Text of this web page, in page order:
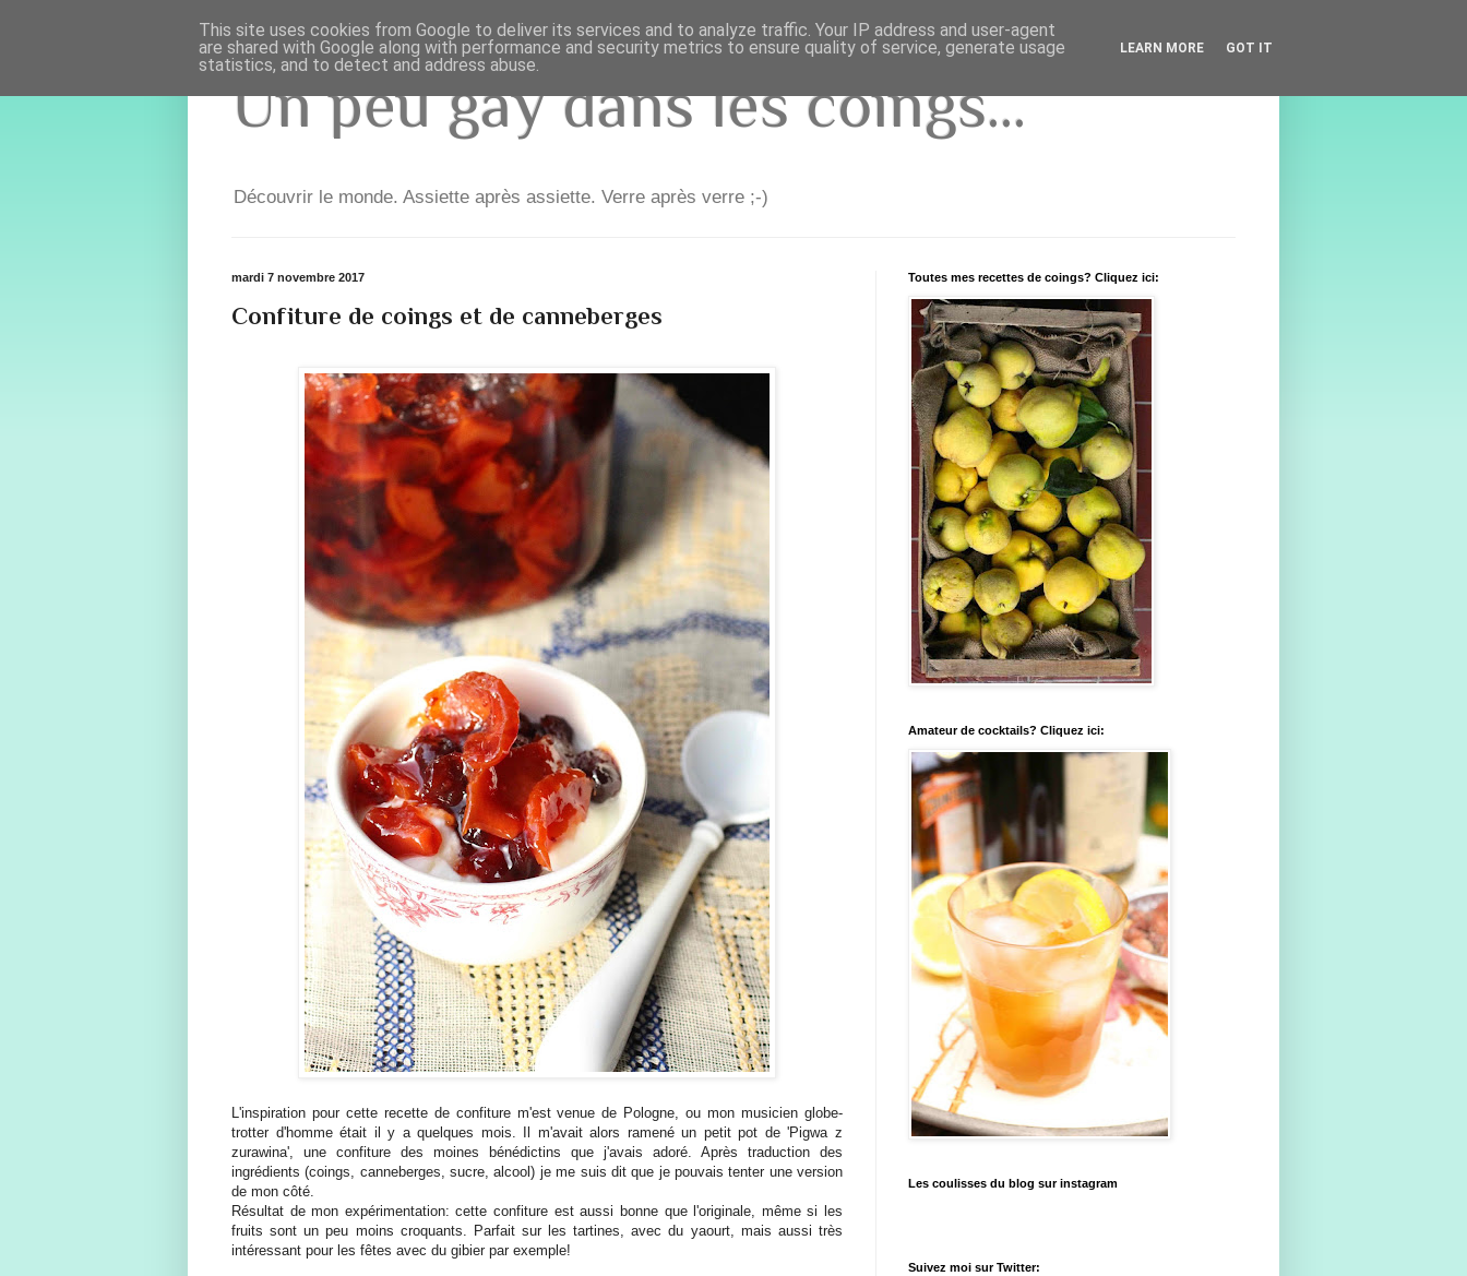
Un peu gay dans les coings...
Découvrir le monde. Assiette après assiette. Verre après verre ;-)
mardi 7 novembre 2017
Confiture de coings et de canneberges
L'inspiration pour cette recette de confiture m'est venue de Pologne, ou mon musicien globe-
trotter d'homme était il y a quelques mois. Il m'avait alors ramené un petit pot de 'Pigwa z
zurawina', une confiture des moines bénédictins que j'avais adoré. Après traduction des
ingrédients (coings, canneberges, sucre, alcool) je me suis dit que je pouvais tenter une version
de mon côté.
Résultat de mon expérimentation: cette confiture est aussi bonne que l'originale, même si les
fruits sont un peu moins croquants. Parfait sur les tartines, avec du yaourt, mais aussi très
intéressant pour les fêtes avec du gibier par exemple!
Toutes mes recettes de coings? Cliquez ici:
Amateur de cocktails? Cliquez ici:
Les coulisses du blog sur instagram
Suivez moi sur Twitter:
This site uses cookies from Google to deliver its services and to analyze traffic. Your IP address and user-agent
are shared with Google along with performance and security metrics to ensure quality of service, generate usage
statistics, and to detect and address abuse.
LEARN MORE GOT IT